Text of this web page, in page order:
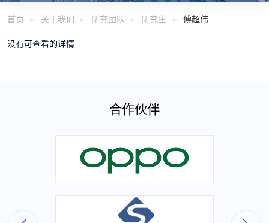
首页 关于我们 研究团队 研究生 傅超伟
没有可查看的详情
合作伙伴